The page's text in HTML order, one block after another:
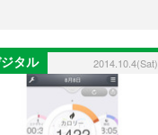
タル